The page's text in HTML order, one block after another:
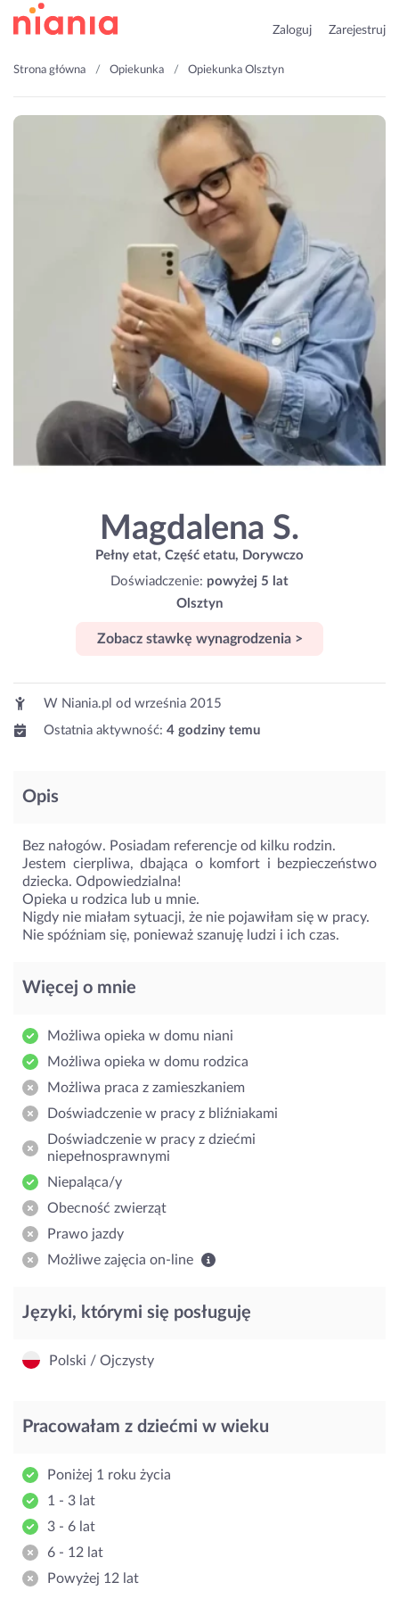
Zaloguj Zarejestruj
Strona główna Opiekunka Opiekunka Olsztyn
Magdalena S.
Pełny etat, Część etatu, Dorywczo
Doświadczenie: powyżej 5 lat
Olsztyn
Zobacz stawkę wynagrodzenia >
W Niania.pl od września 2015
Ostatnia aktywność: 4 godziny temu
Opis
Bez nałogów. Posiadam referencje od kilku rodzin.
Jestem cierpliwa, dbająca o komfort i bezpieczeństwo
dziecka. Odpowiedzialna!
Opieka u rodzica lub u mnie.
Nigdy nie miałam sytuacji, że nie pojawiłam się w pracy.
Nie spóźniam się, ponieważ szanuję ludzi i ich czas.
Więcej o mnie
Możliwa opieka w domu niani
Możliwa opieka w domu rodzica
Możliwa praca z zamieszkaniem
Doświadczenie w pracy z bliźniakami
Doświadczenie w pracy z dziećmi
niepełnosprawnymi
Niepaląca/y
Obecność zwierząt
Prawo jazdy
Możliwe zajęcia on-line
Języki, którymi się posługuję
Polski / Ojczysty
Pracowałam z dziećmi w wieku
Poniżej 1 roku życia
1 - 3 lat
3 - 6 lat
6 - 12 lat
Powyżej 12 lat